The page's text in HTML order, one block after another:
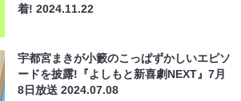
着!2024.11.22
宇都宮まきが小籔のこっぱずかしいエピソ
ードを披露!『よしもと新喜劇NEXT』7月
8日放送2024.07.08